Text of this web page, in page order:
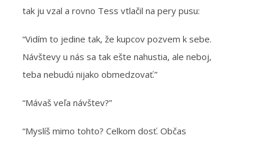
tak ju vzal a rovno Tess vtlačil na pery pusu:
“Vidím to jedine tak, že kupcov pozvem k sebe.
Návštevy u nás sa tak ešte nahustia, ale neboj,
teba nebudú nijako obmedzovať.”
“Mávaš veľa návštev?”
“Myslíš mimo tohto? Celkom dosť. Občas